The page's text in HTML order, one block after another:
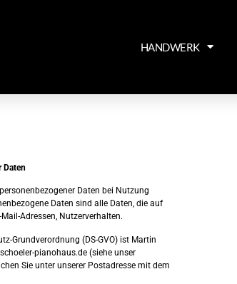
HANDWERK
Daten
Daten bei Nutzung
Daten sind alle Daten, die auf
Adressen, Nutzerverhalten.
Grundverordnung (DS-GVO) ist Martin
pianohaus.de (siehe unser
Sie unter unserer Postadresse mit dem